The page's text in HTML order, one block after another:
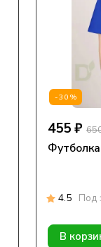
-30%
455 ₽
4.5 Под
В